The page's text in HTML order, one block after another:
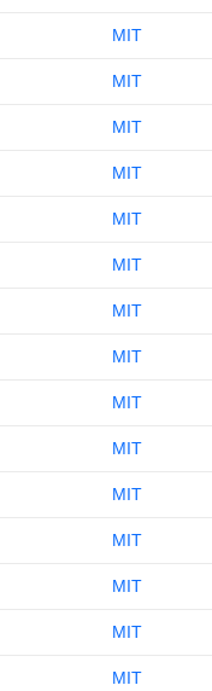
MIT
MIT
MIT
MIT
MIT
MIT
MIT
MIT
MIT
MIT
MIT
MIT
MIT
MIT
MIT